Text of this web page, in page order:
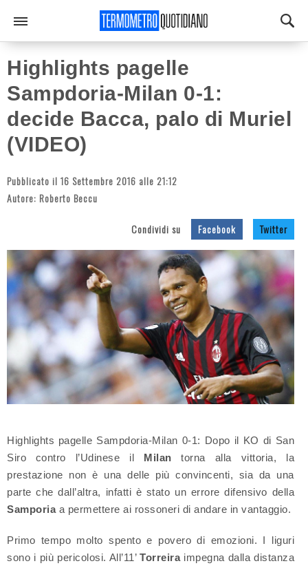
Highlights pagelle
Sampdoria-Milan 0-1:
decide Bacca, palo di Muriel
(VIDEO)
Pubblicato il 16 Settembre 2016 alle 21:12
Autore: Roberto Beccu
Condividi su Facebook Twitter
Highlights pagelle Sampdoria-Milan 0-1: Dopo il KO di San
Siro contro l’Udinese il Milan torna alla vittoria, la
prestazione non è una delle più convincenti, sia da una
parte che dall’altra, infatti è stato un errore difensivo della
Samporiaa permettere ai rossoneri di andare in vantaggio.
Primo tempo molto spento e povero di emozioni. I liguri
sono i più pericolosi. All’11’ Torreiraimpegna dalla distanza